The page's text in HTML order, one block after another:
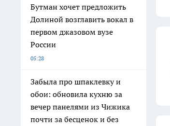
Бутман хочет предложить
Долиной возглавить вокал в
первом джазовом вузе
России
05:28
Забыла про шпаклевку и
обои: обновила кухню за
вечер панелями из Чижика
почти за бесценок и без